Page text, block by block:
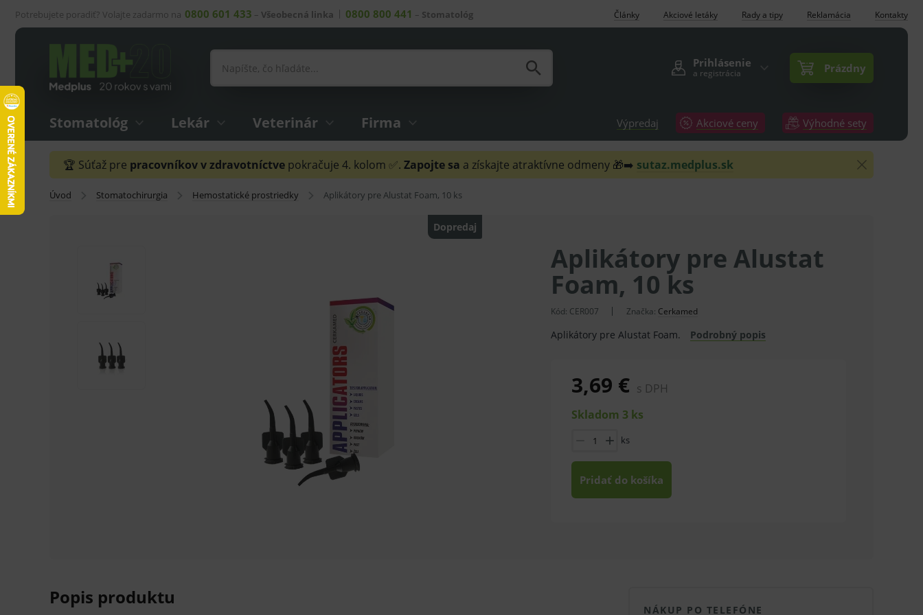
Potrebujete poradiť? Volajte zadarmo na 0800 601 433 – Všeobecná linka 0800 800 441 – Stomatológ Články Akciové letáky Rady a tipy Reklamácia Kontakty
Prihlásenie
a registrácia Prázdny
Stomatológ Lekár Veterinár Firma Výpredaj Akciové ceny Výhodné sety
🏆 Súťaž pre pracovníkov v zdravotníctve pokračuje 4. kolom ✅. Zapojte sa a získajte atraktívne odmeny 🎁➡️ sutaz.medplus.sk
Úvod Stomatochirurgia Hemostatické prostriedky Aplikátory pre Alustat Foam, 10 ks
Dopredaj
Aplikátory pre Alustat
Foam, 10 ks
Kód: CER007 Značka: Cerkamed
Aplikátory pre Alustat Foam. Podrobný popis
3,69 € s DPH
Skladom 3 ks
ks
Pridať do košíka
Popis produktu
NÁKUP PO TELEFÓNE